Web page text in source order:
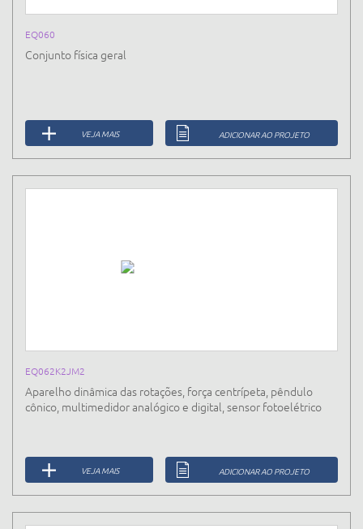
EQ060
Conjunto física geral
VEJA MAIS ADICIONAR AO PROJETO
EQ062K2JM2
Aparelho dinâmica das rotações, força centrípeta, pêndulo
cônico, multimedidor analógico e digital, sensor fotoelétrico
VEJA MAIS ADICIONAR AO PROJETO